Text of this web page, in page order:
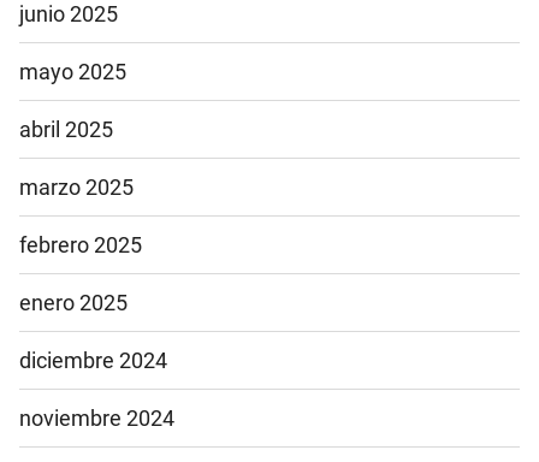
junio 2025
mayo 2025
abril 2025
marzo 2025
febrero 2025
enero 2025
diciembre 2024
noviembre 2024